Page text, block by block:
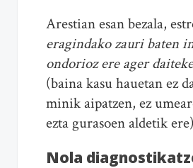
Arestian esan bezala,
eragindako zauri baten
ondorioz ere ager
(baina kasu hauetan ez
minik aipatzen, ez
ezta gurasoen aldetik
Nola